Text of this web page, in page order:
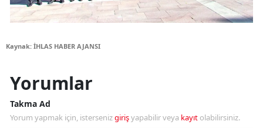
Kaynak: İHLAS HABER AJANSI
Yorumlar
Takma Ad
Yorum yapmak için, istersenizgirişyapabilir veya kayıt olabilirsiniz.